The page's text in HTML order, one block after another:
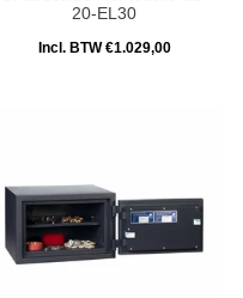
20-EL30
Incl. BTW €1.029,00